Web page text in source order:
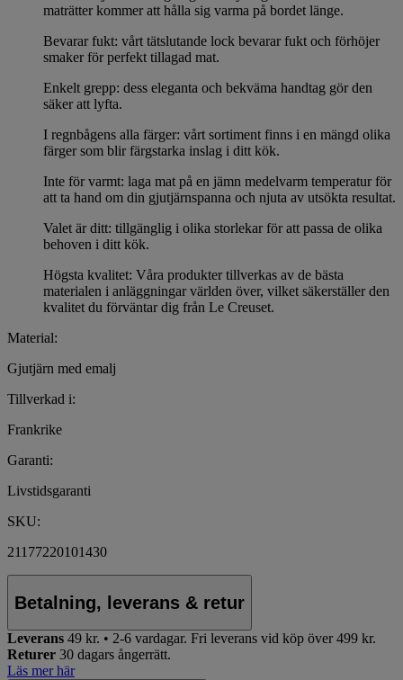
maträtter kommer att hålla sig varma på bordet länge.
Bevarar fukt: vårt tätslutande lock bevarar fukt och förhöjer
smaker för perfekt tillagad mat.
Enkelt grepp: dess eleganta och bekväma handtag gör den
säker att lyfta.
I regnbågens alla färger: vårt sortiment finns i en mängd olika
färger som blir färgstarka inslag i ditt kök.
Inte för varmt: laga mat på en jämn medelvarm temperatur för
att ta hand om din gjutjärnspanna och njuta av utsökta resultat.
Valet är ditt: tillgänglig i olika storlekar för att passa de olika
behoven i ditt kök.
Högsta kvalitet: Våra produkter tillverkas av de bästa
materialen i anläggningar världen över, vilket säkerställer den
kvalitet du förväntar dig från Le Creuset.
Material:
Gjutjärn med emalj
Tillverkad i:
Frankrike
Garanti:
Livstidsgaranti
SKU:
21177220101430
Betalning, leverans & retur
Leverans 49 kr. • 2-6 vardagar. Fri leverans vid köp över 499 kr.
Returer 30 dagars ångerrätt.
Läs mer här